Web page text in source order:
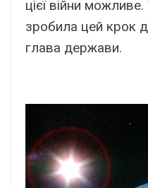
цієї війни
зробила цей крок
глава держави.